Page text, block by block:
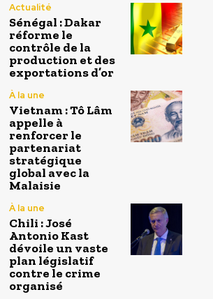
Actualité
Sénégal : Dakar
réforme le
contrôle de la
production et des
exportations d’or
À la une
Vietnam : Tô Lâm
appelle à
renforcer le
partenariat
stratégique
global avec la
Malaisie
À la une
Chili : José
Antonio Kast
dévoile un vaste
plan législatif
contre le crime
organisé